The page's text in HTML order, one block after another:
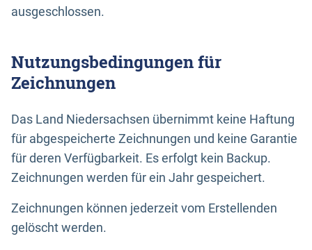
ausgeschlossen.
Nutzungsbedingungen für
Zeichnungen
Das Land Niedersachsen übernimmt keine Haftung
für abgespeicherte Zeichnungen und keine Garantie
für deren Verfügbarkeit. Es erfolgt kein Backup.
Zeichnungen werden für ein Jahr gespeichert.
Zeichnungen können jederzeit vom Erstellenden
gelöscht werden.